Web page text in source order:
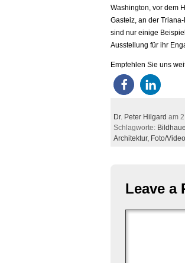
Washington, vor dem
Gasteiz, an der
sind nur einige
Ausstellung für ihr
Empfehlen Sie uns
Dr. Peter Hilgard am
Schlagworte:
Architektur, Foto/
Leave a